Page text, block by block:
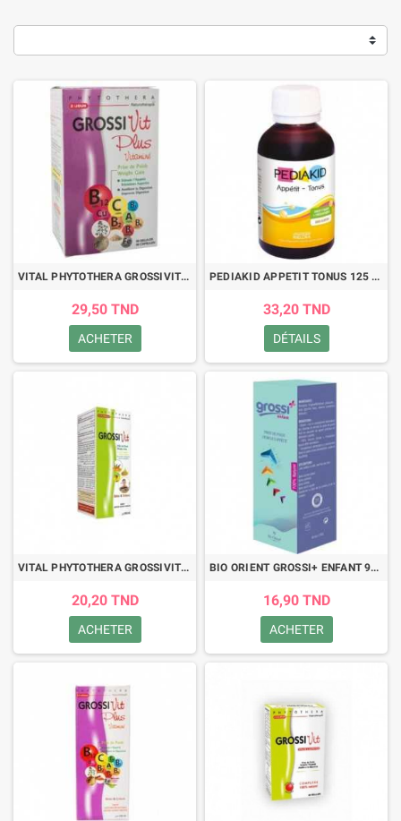
VITAL PHYTOTHERA GROSSIVIT PLUS VITAMINE 45 GELULES
29,50 TND
ACHETER
PEDIAKID APPETIT TONUS 125 ML
33,20 TND
DÉTAILS
VITAL PHYTOTHERA GROSSIVIT SUSPENSION 250ML
20,20 TND
ACHETER
BIO ORIENT GROSSI+ ENFANT 90ML
16,90 TND
ACHETER